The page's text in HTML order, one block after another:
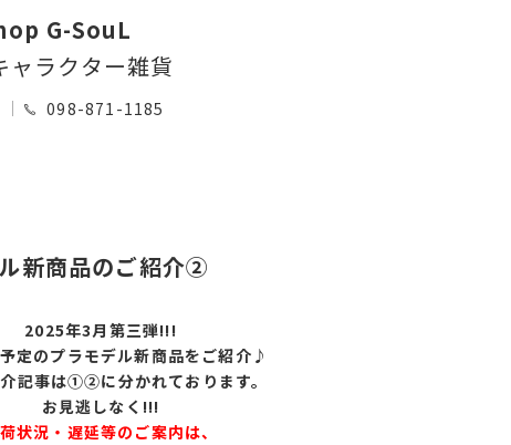
G-SouL
ャラクター雑貨
098-871-1185
新商品のご紹介②
2025年3月第三弾!!!
定のプラモデル新商品をご紹介♪
記事は①②に分かれております。
お見逃しなく!!!
状況・遅延等のご案内は、